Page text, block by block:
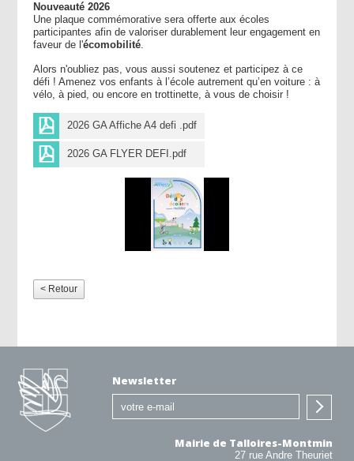
Nouveauté 2026
Une plaque commémorative sera offerte aux écoles
participantes afin de valoriser durablement leur engagement en
faveur de l'écomobilité.
Alors n'oubliez pas, vous aussi soutenez et participez à ce
défi ! Amenez vos enfants à l’école autrement qu’en voiture : à
vélo, à pied, ou encore en trottinette, à vous de choisir !
2026 GA Affiche A4 defi .pdf
2026 GA FLYER DEFI.pdf
< Retour
Newsletter
Mairie de Talloires-Montmin
27 rue Andre Theuriet